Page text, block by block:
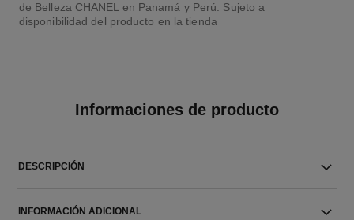
de Belleza CHANEL en Panamá y Perú. Sujeto a
disponibilidad del producto en la tienda
Informaciones de producto
DESCRIPCIÓN
INFORMACIÓN ADICIONAL